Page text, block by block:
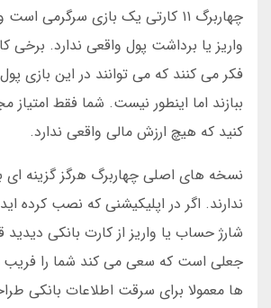
چهاربرگ ۱۱ کارتی یک بازی سرگرمی
واریز یا برداشت پول واقعی ندارد. برخی
فکر می کنند که می توانند در این بازی
ببازند اما اینطور نیست. شما فقط
کنید که هیچ ارزش مالی واقعی ندارد.
نسخه های اصلی چهاربرگ هرگز گزینه ای
ندارند. اگر در اپلیکیشنی که نصب کرده
شارژ حساب یا واریز از کارت بانکی دیدید
جعلی است که سعی می کند شما را فریب
ها معمولا برای سرقت اطلاعات بانکی